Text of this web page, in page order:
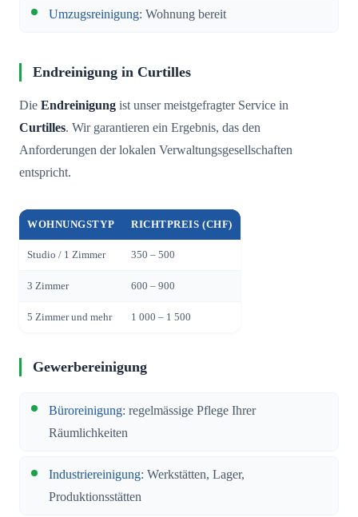
Umzugsreinigung: Wohnung bereit
Endreinigung in Curtilles
Die Endreinigung ist unser meistgefragter Service in
Curtilles. Wir garantieren ein Ergebnis, das den
Anforderungen der lokalen Verwaltungsgesellschaften
entspricht.
WOHNUNGSTYP RICHTPREIS (CHF)
Studio / 1 Zimmer 350 – 500
3 Zimmer 600 – 900
5 Zimmer und mehr 1 000 – 1 500
Gewerbereinigung
Büroreinigung: regelmässige Pflege Ihrer
Räumlichkeiten
Industriereinigung: Werkstätten, Lager,
Produktionsstätten